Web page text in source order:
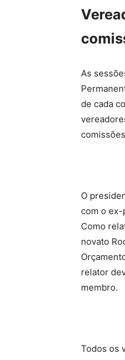
As
de cada
O
com o ex-
Como
novato
relator
membro.
Todos os